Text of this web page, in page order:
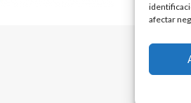
afectar